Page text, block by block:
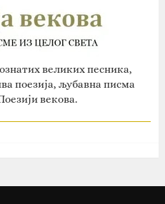
великих песника,
поезија, љубавна писма
векова.